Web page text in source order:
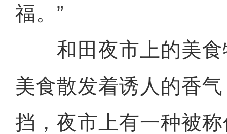
福。”
和田夜市上的美食
美食散发着诱人的香
挡，夜市上有一种被称